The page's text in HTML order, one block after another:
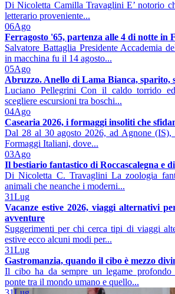
Di Nicoletta Camilla Travaglini E’ notorio
letterario proveniente...
06Ago
Ferragosto '65, partenza alle 4 di notte in
Salvatore Battaglia Presidente Accademia
in macchina fu il 14 agosto...
05Ago
Abruzzo. Anello di Lama Bianca, sparito,
Luciano Pellegrini Con il caldo torrido
scegliere escursioni tra boschi...
04Ago
Casearia 2026, i formaggi insoliti che
Dal 28 al 30 agosto 2026, ad Agnone (IS),
Formaggi Italiani, dove...
03Ago
Il bestiario fantastico di Roccascalegna e
Di Nicoletta C. Travaglini La zoologia
animali che neanche i moderni...
31Lug
Vacanze estive 2026, viaggi alternativi
avventure
Suggerimenti per chi cerca tipi di viaggi
estive ecco alcuni modi per...
31Lug
Gastromanzia, quando il cibo è mezzo
Il cibo ha da sempre un legame profondo
ponte tra il mondo umano e quello...